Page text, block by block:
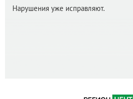
Нарушения уже исправляют.